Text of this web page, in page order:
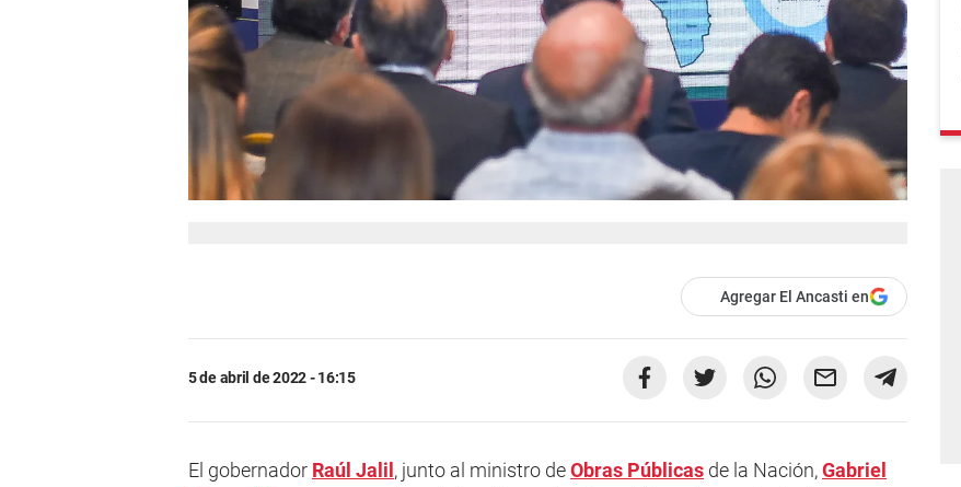
Agregar El Ancasti en
5 de abril de 2022 - 16:15
El gobernador Raúl Jalil, junto al ministro deObras Públicas de la Nación,Gabriel